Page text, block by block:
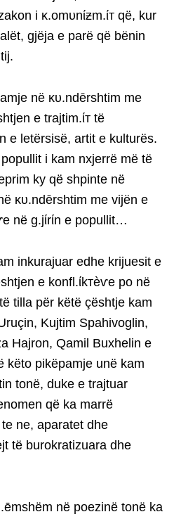
i κ.omυnίƶm.ίт që, kur
gjëja e parë që bënin
në κυ.ndērshtim me
e trajtim.ίт të
e letërsisë, artit e kulturës.
popullit i kam nxjerrë më të
ky që shpinte në
κυ.ndērshtim me vijën e
në g.jίrίn e popullit…
inkurajuar edhe krijuesit e
e konfl.ίkтèѵe po në
tilla për këtë çështje kam
Kujtim Spahivoglin,
Hajron, Qamil Buxhelin e
pikëpamje unë kam
tonë, duke e trajtuar
që ka marrë
ne, aparatet dhe
të burokratizuara dhe
në poezinë tonë ka